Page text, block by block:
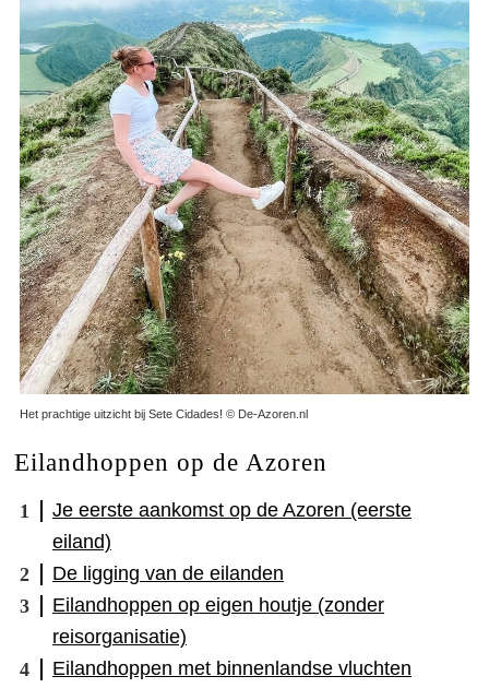
Het prachtige uitzicht bij Sete Cidades! © De-Azoren.nl
Eilandhoppen op de Azoren
Je eerste aankomst op de Azoren (eerste
eiland)
De ligging van de eilanden
Eilandhoppen op eigen houtje (zonder
reisorganisatie)
Eilandhoppen met binnenlandse vluchten